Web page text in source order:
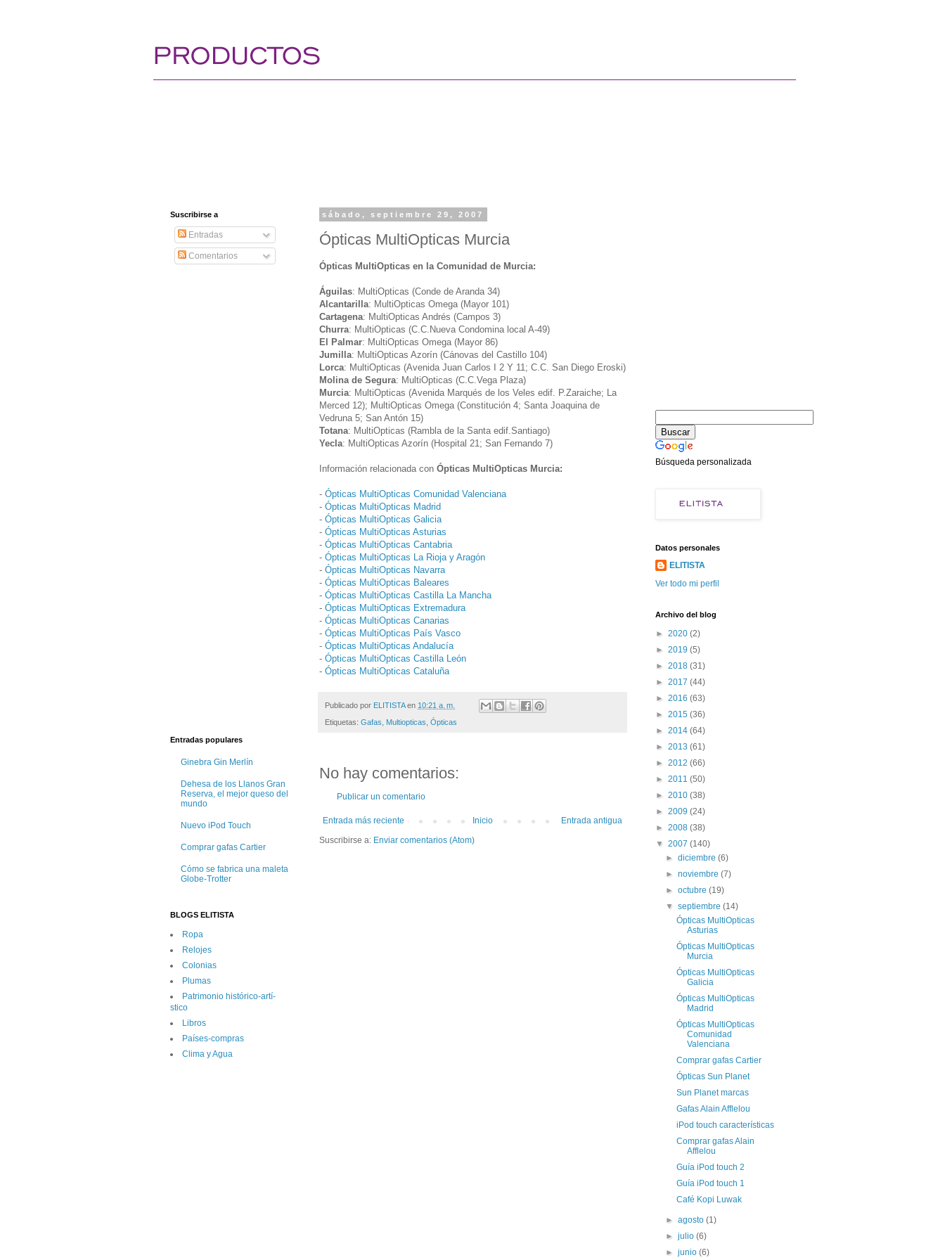
sábado, septiembre 29, 2007
Ópticas MultiOpticas Murcia
Ópticas MultiOpticas en la Comunidad de Murcia:
Águilas: MultiOpticas (Conde de Aranda 34)
Alcantarilla: MultiOpticas Omega (Mayor 101)
Cartagena: MultiOpticas Andrés (Campos 3)
Churra: MultiOpticas (C.C.Nueva Condomina local A-49)
El Palmar: MultiOpticas Omega (Mayor 86)
Jumilla: MultiOpticas Azorín (Cánovas del Castillo 104)
Lorca: MultiOpticas (Avenida Juan Carlos I 2 Y 11; C.C. San Diego Eroski)
Molina de Segura: MultiOpticas (C.C.Vega Plaza)
Murcia: MultiOpticas (Avenida Marqués de los Veles edif. P.Zaraiche; La
Merced 12); MultiOpticas Omega (Constitución 4; Santa Joaquina de
Vedruna 5; San Antón 15)
Totana: MultiOpticas (Rambla de la Santa edif.Santiago)
Yecla: MultiOpticas Azorín (Hospital 21; San Fernando 7)
Información relacionada con Ópticas MultiOpticas Murcia:
- Ópticas MultiOpticas Comunidad Valenciana
- Ópticas MultiOpticas Madrid
- Ópticas MultiOpticas Galicia
- Ópticas MultiOpticas Asturias
- Ópticas MultiOpticas Cantabria
- Ópticas MultiOpticas La Rioja y Aragón
- Ópticas MultiOpticas Navarra
- Ópticas MultiOpticas Baleares
- Ópticas MultiOpticas Castilla La Mancha
- Ópticas MultiOpticas Extremadura
- Ópticas MultiOpticas Canarias
- Ópticas MultiOpticas País Vasco
- Ópticas MultiOpticas Andalucía
- Ópticas MultiOpticas Castilla León
- Ópticas MultiOpticas Cataluña
Publicado por ELITISTA en 10:21 a. m.
Etiquetas: Gafas Multiopticas Ópticas
No hay comentarios:
Publicar un comentario
Entrada más reciente Entrada antigua
Inicio
Suscribirse a: Enviar comentarios (Atom)
Suscribirse a
Entradas
Comentarios
Entradas populares
Ginebra Gin Merlín
Dehesa de los Llanos Gran
Reserva, el mejor queso del
mundo
Nuevo iPod Touch
Comprar gafas Cartier
Cómo se fabrica una maleta
Globe-Trotter
BLOGS ELITISTA
Ropa
Relojes
Colonias
Plumas
Patrimonio histórico-artí­
stico
Libros
Paí­ses-compras
Clima y Agua
Búsqueda personalizada
Datos personales
ELITISTA
Ver todo mi perfil
Archivo del blog
► 2020 (2)
► 2019 (5)
► 2018 (31)
► 2017 (44)
► 2016 (63)
► 2015 (36)
► 2014 (64)
► 2013 (61)
► 2012 (66)
► 2011 (50)
► 2010 (38)
► 2009 (24)
► 2008 (38)
▼ 2007 (140)
►diciembre(6)
►noviembre(7)
►octubre(19)
▼septiembre(14)
Ópticas MultiOpticas
Asturias
Ópticas MultiOpticas
Murcia
Ópticas MultiOpticas
Galicia
Ópticas MultiOpticas
Madrid
Ópticas MultiOpticas
Comunidad
Valenciana
Comprar gafas Cartier
Ópticas Sun Planet
Sun Planet marcas
Gafas Alain Afflelou
iPod touch características
Comprar gafas Alain
Afflelou
Guía iPod touch 2
Guía iPod touch 1
Café Kopi Luwak
►agosto(1)
►julio(6)
►junio(6)